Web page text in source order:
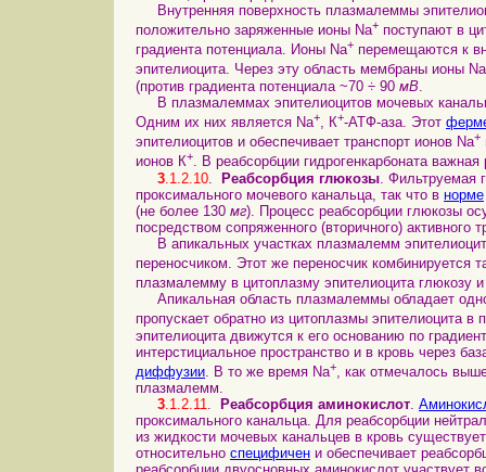
Внутренняя поверхность плазмалеммы
положительно заряженные ионы Na+ поступают в
градиента потенциала. Ионы Na+ перемещаются к
эпителиоцита. Через эту область мембраны ионы Na
(против градиента потенциала ~70 ÷ 90 мВ
В плазмалеммах эпителиоцитов мочевых
Одним их них является Na+ , К+-АТФ-аза. Этот
эпителиоцитов и обеспечивает транспорт ионов Na+
ионов К+. В реабсорбции гидрогенкарбоната
3 .1.2.10 Реабсорбция глюкозы . Фильтруемая
проксимального мочевого канальца, так что в норме
(не более 130 мг). Процесс реабсорбции глюкозы
посредством сопряженного (вторичного) активного
В апикальных участках плазмалемм
переносчиком. Этот же переносчик комбинируется
плазмалемму в цитоплазму эпителиоцита глюкозу
Апикальная область плазмалеммы обладает
пропускает обратно из цитоплазмы эпителиоцита в
эпителиоцита движутся к его основанию по
интерстициальное пространство и в кровь через
диффузии . В то же время Na+
, как отмечалось
плазмалемм.
3 .1.2.11 Реабсорбция аминокислот
проксимального канальца. Для реабсорбции
из жидкости мочевых канальцев в кровь
относительно специфичен и обеспечивает